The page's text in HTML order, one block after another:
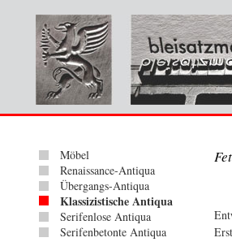
Möbel
Renaissance-Antiqua
Übergangs-Antiqua
Klassizistische Antiqua
Serifenlose Antiqua
Serifenbetonte Antiqua